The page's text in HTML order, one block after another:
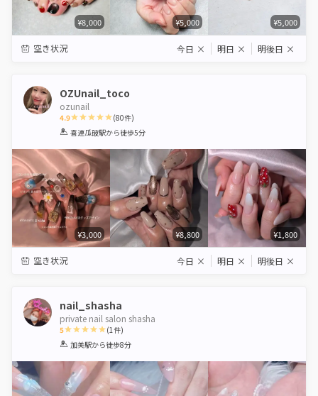
¥8,000 ¥5,000 ¥5,000
空き状況 今日 × 明日 × 明後日 ×
OZUnail_toco
ozunail
4.9
1 2 3 4 5
(80件)
喜連瓜破駅から徒歩5分
¥3,000 ¥8,800 ¥1,800
空き状況 今日 × 明日 × 明後日 ×
nail_shasha
private nail salon shasha
5
1 2 3 4 5
(1件)
加美駅から徒歩8分